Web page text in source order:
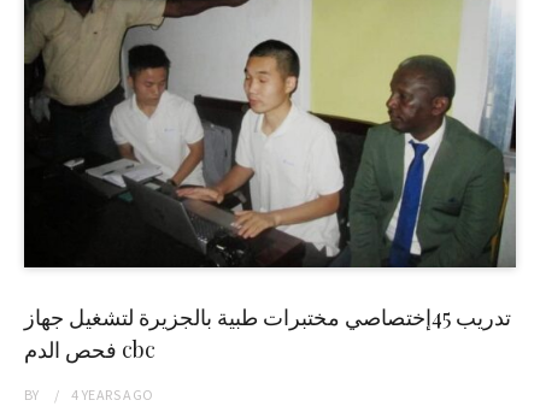
تدريب 45إختصاصي مختبرات طبية بالجزيرة لتشغيل جهاز
فحص الدم cbc
BY 4 YEARSAGO